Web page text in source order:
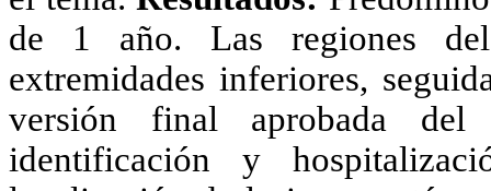
de 1 año. Las regiones
extremidades inferiores,
versión final aprobada del
identificación y